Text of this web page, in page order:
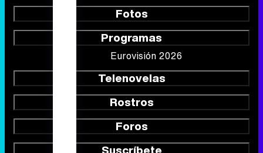
Fotos
Programas
Eurovisión 2026
Telenovelas
Rostros
Foros